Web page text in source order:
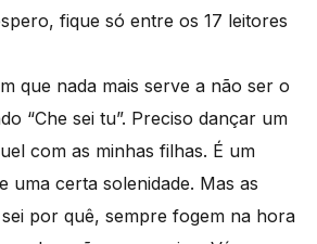
fique só entre os 17 leitores
que nada mais serve a não ser o
“Che sei tu”. Preciso dançar um
com as minhas filhas. É um
uma certa solenidade. Mas as
por quê, sempre fogem na hora